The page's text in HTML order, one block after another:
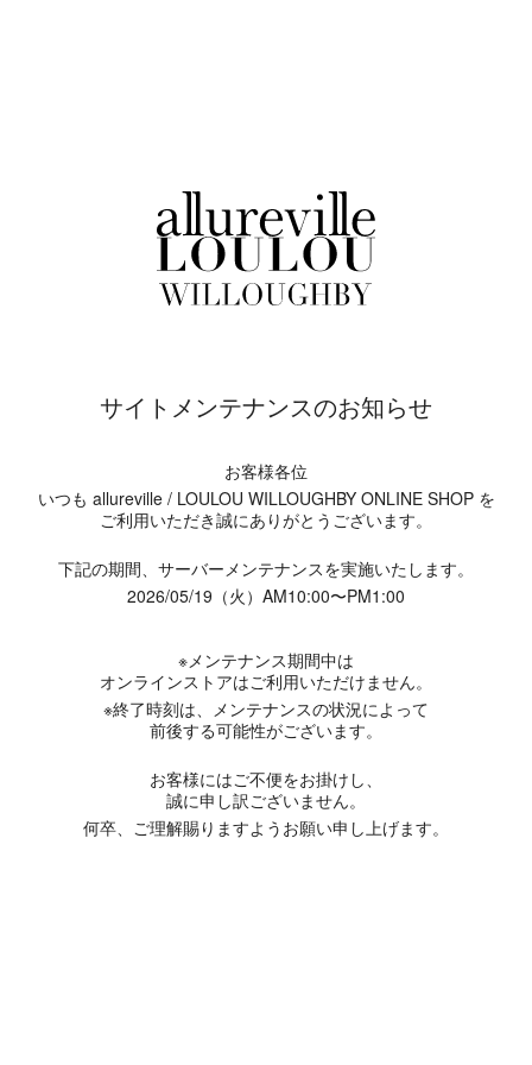
サイトメンテナンスのお知らせ
お客様各位
いつも allureville / LOULOU WILLOUGHBY ONLINE SHOP を
ご利用いただき誠にありがとうございます。
下記の期間、サーバーメンテナンスを実施いたします。
2026/05/19（火）AM10:00〜PM1:00
※メンテナンス期間中は
オンラインストアはご利用いただけません。
※終了時刻は、メンテナンスの状況によって
前後する可能性がございます。
お客様にはご不便をお掛けし、
誠に申し訳ございません。
何卒、ご理解賜りますようお願い申し上げます。